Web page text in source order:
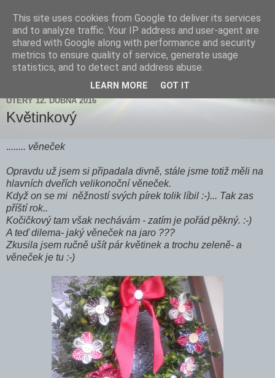
Zdenička
ÚTERÝ 12. DUBNA 2016
Květinkový
........ věneček
Opravdu už jsem si připadala divně, stále jsme totiž měli na
hlavních dveřích velikonoční věneček.
Když on se mi něžností svých pírek tolik líbil :-)... Tak zas
příští rok..
Kočičkový tam však nechávám - zatím je pořád pěkný. :-)
A teď dilema- jaký věneček na jaro ???
Zkusila jsem ručně ušít pár květinek a trochu zeleně- a
věneček je tu :-)
This site uses cookies from Google to deliver its services
and to analyze traffic. Your IP address and user-agent are
shared with Google along with performance and security
metrics to ensure quality of service, generate usage
statistics, and to detect and address abuse.
LEARN MORE GOT IT